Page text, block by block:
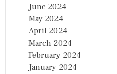
June 2024
May 2024
April 2024
March 2024
February 2024
January 2024